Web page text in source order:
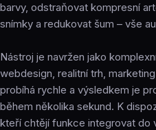
barvy, odstraňovat kompresní
snímky a redukovat šum – vše
Nástroj je navržen jako
webdesign, realitní trh,
probíhá rychle a výsledkem je
během několika sekund. K
kteří chtějí funkce integrovat do